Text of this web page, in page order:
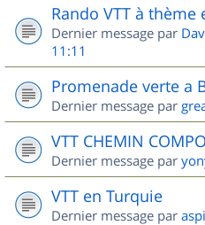
Rando VTT à thème
Dernier message par
11:11
Promenade verte a
Dernier message par
VTT CHEMIN
Dernier message par
VTT en Turquie
Dernier message par